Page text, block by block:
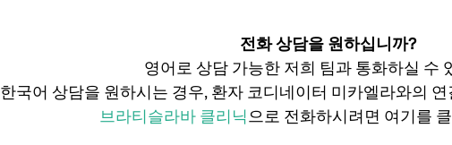
전화 상담을 원하십니까?
영어로 상담 가능한 저희 팀과 통화하실 수
한국어 상담을 원하시는 경우, 환자 코디네이터 미카엘라와의
브라티슬라바 클리닉으로 전화하시려면 여기를